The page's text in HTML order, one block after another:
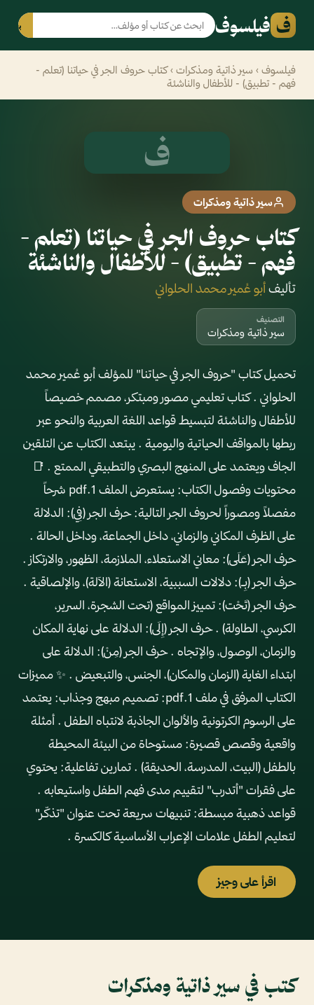
ف فيلسوف بحث
فيلسوف › سير ذاتية ومذكرات › كتاب حروف الجر في حياتنا (تعلم -
فهم - تطبيق) - للأطفال والناشئة
ف
سير ذاتية ومذكرات
كتاب حروف الجر في حياتنا (تعلم -
فهم - تطبيق) - للأطفال والناشئة
تأليفأبو عُمير محمد الحلواني
التصنيف
سير ذاتية ومذكرات
تحميل كتاب "حروف الجر في حياتنا" للمؤلف أبو عُمير محمد
الحلواني . كتاب تعليمي مصور ومبتكر، مصمم خصيصاً
للأطفال والناشئة لتبسيط قواعد اللغة العربية والنحو عبر
ربطها بالمواقف الحياتية واليومية . يبتعد الكتاب عن التلقين
الجاف ويعتمد على المنهج البصري والتطبيقي الممتع . 📑
محتويات وفصول الكتاب: يستعرض الملف 1.pdf شرحاً
مفصلاً ومصوراً لحروف الجر التالية: حرف الجر (فِي): الدلالة
على الظرف المكاني والزماني، داخل الجماعة، وداخل الحالة .
حرف الجر (عَلَى): معاني الاستعلاء، الملازمة، الظهور، والارتكاز .
حرف الجر (بِـ): دلالات السببية، الاستعانة (الآلة)، والإلصاقية .
حرف الجر (تَحْت): تمييز المواقع (تحت الشجرة، السرير،
الكرسي، الطاولة) . حرف الجر (إِلَى): الدلالة على نهاية المكان
والزمان، الوصول، والإتجاه . حرف الجر (مِنْ): الدلالة على
ابتداء الغاية (الزمان والمكان)، الجنس، والتبعيض . ✨ مميزات
الكتاب المرفق في ملف 1.pdf: تصميم مبهج وجذاب: يعتمد
على الرسوم الكرتونية والألوان الجاذبة لانتباه الطفل . أمثلة
واقعية وقصص قصيرة: مستوحاة من البيئة المحيطة
بالطفل (البيت، المدرسة، الحديقة) . تمارين تفاعلية: يحتوي
على فقرات "أتدرب" لتقييم مدى فهم الطفل واستيعابه .
قواعد ذهبية مبسطة: تنبيهات سريعة تحت عنوان "تذكّر"
لتعليم الطفل علامات الإعراب الأساسية كالكسرة .
اقرأ على وجيز
كتب في سير ذاتية ومذكرات